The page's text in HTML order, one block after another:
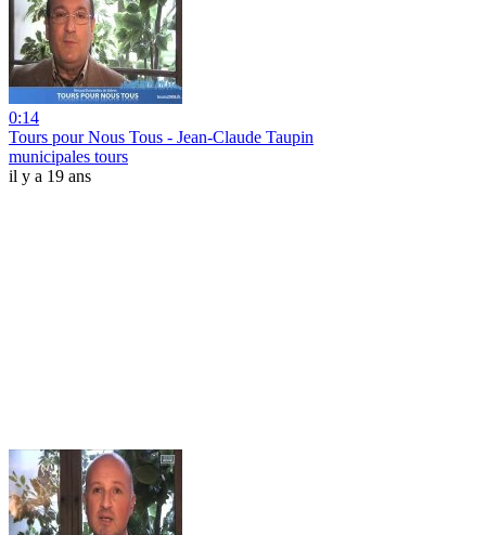
0:14
Tours pour Nous Tous - Jean-Claude Taupin
municipales tours
il y a 19 ans